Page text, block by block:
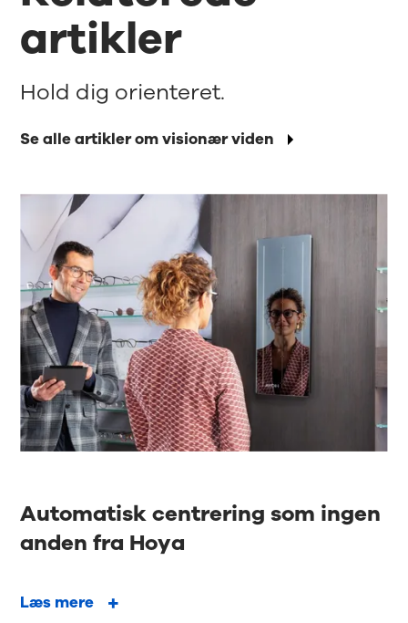
artikler
Se alle artikler om visionær viden
Hold dig orienteret.
Automatisk centrering som ingen
anden fra Hoya
Læs mere